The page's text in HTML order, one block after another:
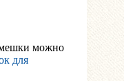
можно
для